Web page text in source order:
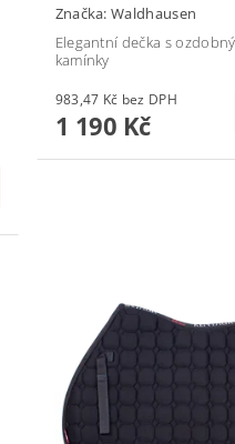
Značka:Waldhausen
Elegantní dečka s
kamínky
983,47 Kč bez DPH
1 190 Kč